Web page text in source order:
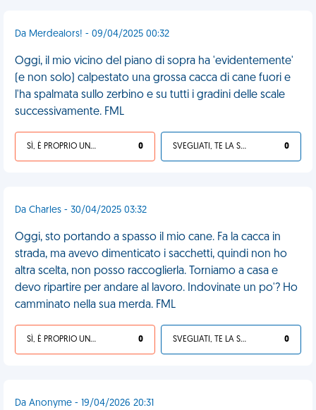
Da Merdealors! - 09/04/2025 00:32
Oggi, il mio vicino del piano di sopra ha 'evidentemente'
(e non solo) calpestato una grossa cacca di cane fuori e
l'ha spalmata sullo zerbino e su tutti i gradini delle scale
successivamente. FML
SÌ, È PROPRIO UNA VDM! 0 SVEGLIATI, TE LA SEI CERCATA! 0
Da Charles - 30/04/2025 03:32
Oggi, sto portando a spasso il mio cane. Fa la cacca in
strada, ma avevo dimenticato i sacchetti, quindi non ho
altra scelta, non posso raccoglierla. Torniamo a casa e
devo ripartire per andare al lavoro. Indovinate un po'? Ho
camminato nella sua merda. FML
SÌ, È PROPRIO UNA VDM! 0 SVEGLIATI, TE LA SEI CERCATA! 0
Da Anonyme - 19/04/2026 20:31